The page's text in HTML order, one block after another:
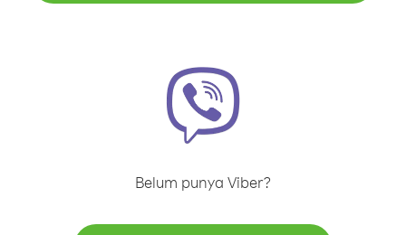
Belum punya Viber?